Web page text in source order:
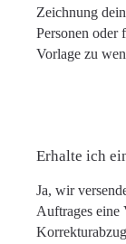
Zeichnung
Personen oder
Vorlage zu
Erhalte ich
Ja, wir
Auftrages